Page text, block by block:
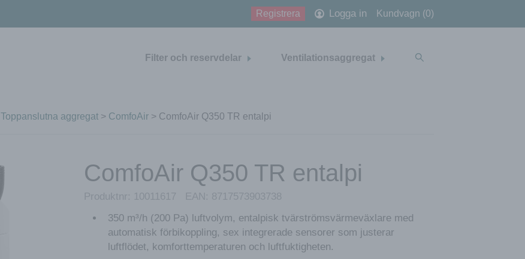
Filter och reservdelar Ventilationsaggregat
Registrera Logga in Kundvagn (0)
Toppanslutna aggregat > ComfoAir > ComfoAir Q350 TR entalpi
ComfoAir Q350 TR entalpi
Produktnr: 10011617 EAN: 8717573903738
350 m³/h (200 Pa) luftvolym, entalpisk tvärströmsvärmeväxlare med
automatisk förbikoppling, sex integrerade sensorer som justerar
luftflödet, komforttemperaturen och luftfuktigheten.